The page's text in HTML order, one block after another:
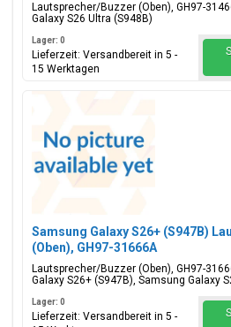
Lautsprecher/Buzzer (Oben), GH97-
Galaxy S26 Ultra (S948B)
Lager: 0
Lieferzeit: Versandbereit in 5 -
15 Werktagen
Samsung Galaxy S26+ (S947B)
(Oben), GH97-31666A
Lautsprecher/Buzzer (Oben), GH97-
Galaxy S26+ (S947B), Samsung Galaxy
Lager: 0
Lieferzeit: Versandbereit in 5 -